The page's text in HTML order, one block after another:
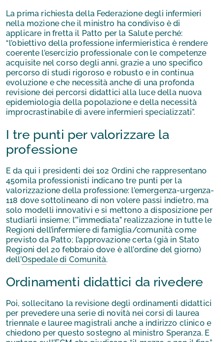
La prima richiesta della Federazione degli infermieri
nella mozione che il ministro ha condiviso è di
applicare in fretta il Patto per la Salute perché:
“l’obiettivo della professione infermieristica è rendere
coerente l’esercizio professionale con le competenze
acquisite nel corso degli anni, grazie a uno specifico
percorso di studi rigoroso e robusto e in continua
evoluzione e che necessità anche di una profonda
revisione dei percorsi didattici alla luce della nuova
epidemiologia della popolazione e della necessità
improcrastinabile di avere infermieri specializzati”.
I tre punti per valorizzare la
professione
E da qui i presidenti dei 102 Ordini che rappresentano
450mila professionisti indicano tre punti per la
valorizzazione della professione: l’emergenza-urgenza-
118 dove sottolineano di non volere passi indietro, ma
solo modelli innovativi e si mettono a disposizione per
studiarli insieme; l’”immediata” realizzazione in tutte le
Regioni dell’infermiere di famiglia/comunità come
previsto da Patto; l’approvazione certa (già in Stato
Regioni del 20 febbraio dove è all’ordine del giorno)
dell’Ospedale di Comunità.
Ordinamenti didattici da rivedere
Poi, sollecitano la revisione degli ordinamenti didattici
per prevedere una serie di novità nei corsi di laurea
triennale e lauree magistrali anche a indirizzo clinico e
chiedono per questo sostegno al ministro Speranza. E